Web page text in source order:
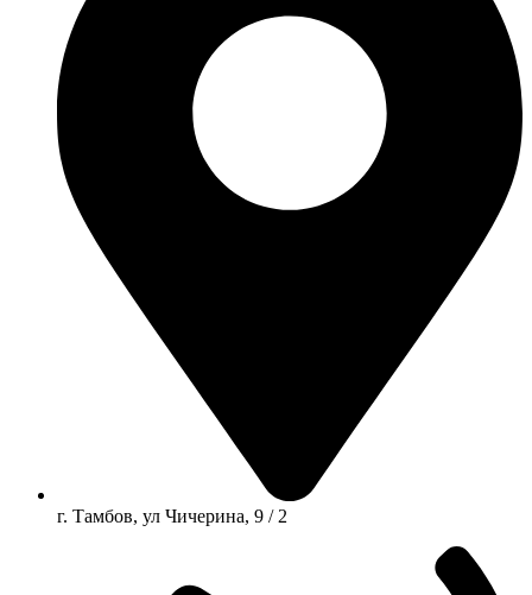
г. Тамбов, ул Чичерина, 9 / 2